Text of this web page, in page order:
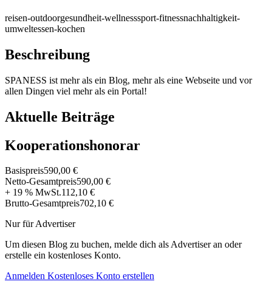
reisen-outdoorgesundheit-wellnesssport-fitnessnachhaltigkeit-
umweltessen-kochen
Beschreibung
SPANESS ist mehr als ein Blog, mehr als eine Webseite und vor
allen Dingen viel mehr als ein Portal!
Aktuelle Beiträge
Kooperationshonorar
Basispreis590,00 €
Netto-Gesamtpreis590,00 €
+ 19 % MwSt.112,10 €
Brutto-Gesamtpreis702,10 €
Nur für Advertiser
Um diesen Blog zu buchen, melde dich als Advertiser an oder
erstelle ein kostenloses Konto.
Anmelden Kostenloses Konto erstellen